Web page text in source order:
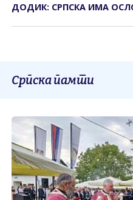
ДОДИК: СРПСКА ИМА
Српска памти